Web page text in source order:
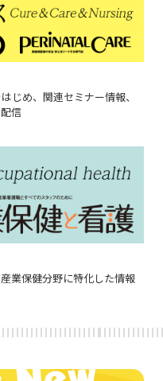
じめ、関連セミナー情報、
信
業保健分野に特化した情報